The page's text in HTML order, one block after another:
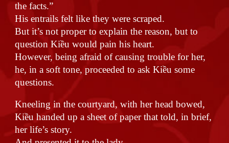
the facts.”
His entrails felt like they were scraped.
But it’s not proper to explain the reason, but to
question Kiều would pain his heart.
However, being afraid of causing trouble for her,
he, in a soft tone, proceeded to ask Kiều some
questions.
Kneeling in the courtyard, with her head bowed,
Kiều handed up a sheet of paper that told, in brief,
her life’s story.